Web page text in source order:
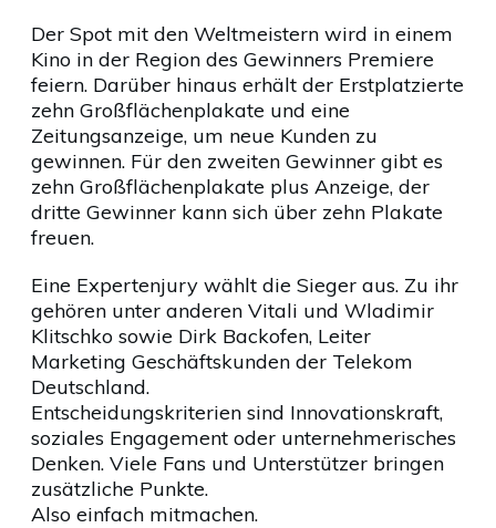
Der Spot mit den Weltmeistern wird in einem
Kino in der Region des Gewinners Premiere
feiern. Darüber hinaus erhält der Erstplatzierte
zehn Großflächenplakate und eine
Zeitungsanzeige, um neue Kunden zu
gewinnen. Für den zweiten Gewinner gibt es
zehn Großflächenplakate plus Anzeige, der
dritte Gewinner kann sich über zehn Plakate
freuen.
Eine Expertenjury wählt die Sieger aus. Zu ihr
gehören unter anderen Vitali und Wladimir
Klitschko sowie Dirk Backofen, Leiter
Marketing Geschäftskunden der Telekom
Deutschland.
Entscheidungskriterien sind Innovationskraft,
soziales Engagement oder unternehmerisches
Denken. Viele Fans und Unterstützer bringen
zusätzliche Punkte.
Also einfach mitmachen.